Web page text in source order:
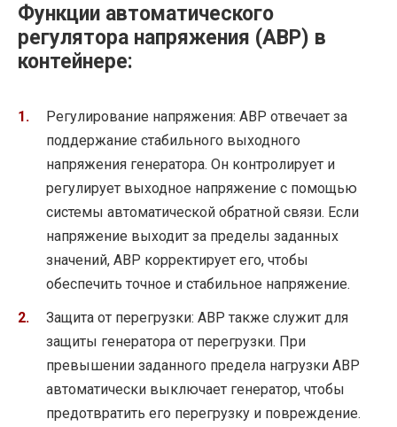
Функции автоматического
регулятора напряжения (АВР) в
контейнере:
Регулирование напряжения: АВР отвечает за
поддержание стабильного выходного
напряжения генератора. Он контролирует и
регулирует выходное напряжение с помощью
системы автоматической обратной связи. Если
напряжение выходит за пределы заданных
значений, АВР корректирует его, чтобы
обеспечить точное и стабильное напряжение.
Защита от перегрузки: АВР также служит для
защиты генератора от перегрузки. При
превышении заданного предела нагрузки АВР
автоматически выключает генератор, чтобы
предотвратить его перегрузку и повреждение.